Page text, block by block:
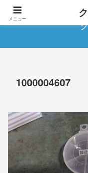
1000004607
メニュー